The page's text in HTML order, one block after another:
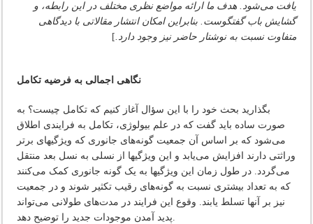
یافت می‌شود. هدف ما ارائه مواضع نظری مختلف در این رابطه، و
گشایش باب گفتگوست. بنابراین امکان انتشار مقالاتی با دیدگاهی
متفاوت نسبت به نوشتار حاضر نیز وجود دارد.]
نگاهی اجمالی به فرضیه تکامل
بگذارید بحث خود را با این سؤال آغاز کنیم که تکامل چیست؟ به
صورت ساده باید گفت که در علم بیولوژی، تکامل به فرایندی اطلاق
می‌شود که بر اساس آن جمعیت گونه‌های جانوری که ویژگیهای برتر
وراثتی دارند افزایش می‌یابد و این ویژگیها از نسلی به نسل بعد منتقل
می‌گردد. در طول زمان این ویژگیها به یک گونه جانوری کمک می‌کنند
که به تعداد بیشتری نسبت به گونه‌های رقیب تکثیر شوند و در جمعیت
نیز بر آنها تسلط یابند. وقوع این فرایند در مدت‌های طولانی می‌تواند
پدید آمدن موجودات جدید را توضیح دهد.